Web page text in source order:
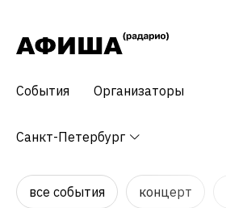
События Организаторы
Санкт-Петербург
все события концерт